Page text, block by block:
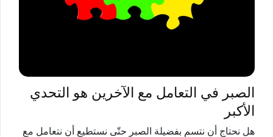
الصبر في التعامل مع الآخرين هو التحدي
الأكبر
هل نحتاج أن نتسم بفضيلة الصبر حتّى نستطيع أن نتعامل مع